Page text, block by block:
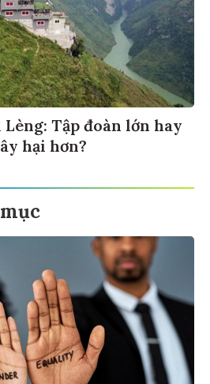
Tập đoàn lớn hay
hại hơn?